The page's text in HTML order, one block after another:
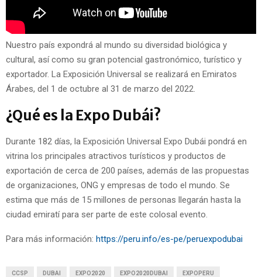
Nuestro país expondrá al mundo su diversidad biológica y
cultural, así como su gran potencial gastronómico, turístico y
exportador. La Exposición Universal se realizará en Emiratos
Árabes, del 1 de octubre al 31 de marzo del 2022.
¿Qué es la Expo Dubái?
Durante 182 días, la Exposición Universal Expo Dubái pondrá en
vitrina los principales atractivos turísticos y productos de
exportación de cerca de 200 países, además de las propuestas
de organizaciones, ONG y empresas de todo el mundo. Se
estima que más de 15 millones de personas llegarán hasta la
ciudad emiratí para ser parte de este colosal evento.
Para más información: https://peru.info/es-pe/peruexpodubai
CCSP DUBAI EXPO2020 EXPO2020DUBAI EXPOPERU